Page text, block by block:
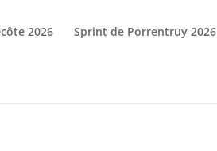
2026 Sprint de Porrentruy 2026